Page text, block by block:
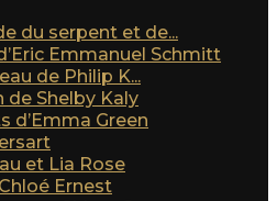
du serpent et de...
Emmanuel Schmitt
de Philip K...
de Shelby Kaly
d’Emma Green
et Lia Rose
Ernest